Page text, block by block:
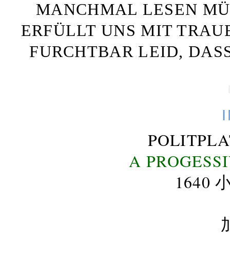
MANCHMAL LESEN
ERFÜLLT UNS MIT
FURCHTBAR LEID,
A
1640